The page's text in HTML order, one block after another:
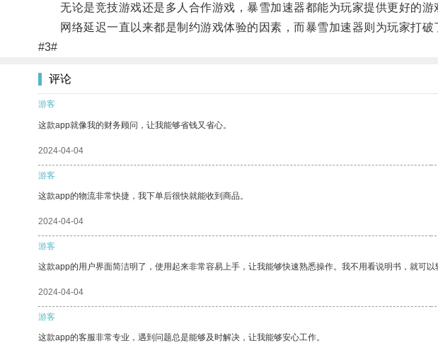
无论是竞技游戏还是多人合作游戏，暴雪加速器都能为玩家提供更好的游
网络延迟一直以来都是制约游戏体验的因素，而暴雪加速器则为玩家打破
#3#
评论
游客
这款app就像我的财务顾问，让我能够省钱又省心。
2024-04-04
游客
这款app的物流非常快捷，我下单后很快就能收到商品。
2024-04-04
游客
这款app的用户界面简洁明了，使用起来非常容易上手，让我能够快速熟悉操作。我不用看说明书，就可以
2024-04-04
游客
这款app的客服非常专业，遇到问题总是能够及时解决，让我能够安心工作。